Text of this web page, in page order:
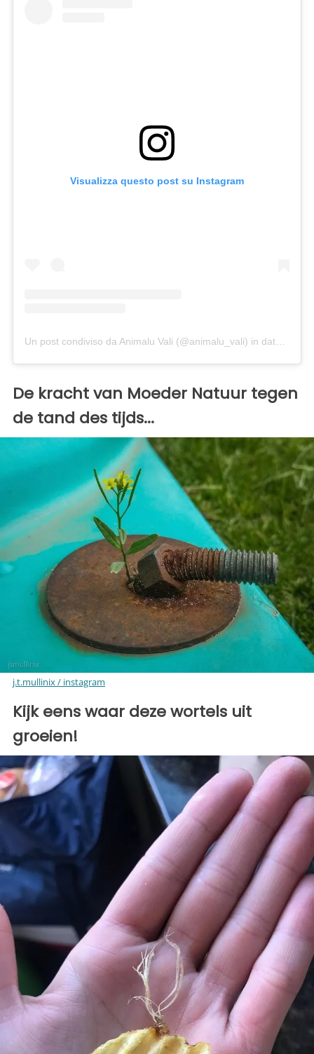
Visualizza questo post su Instagram
Un post condiviso da Animalu Vali (@animalu_vali) in data:
De kracht van Moeder Natuur tegen
de tand des tijds...
j.t.mullinix / instagram
Kijk eens waar deze wortels uit
groeien!